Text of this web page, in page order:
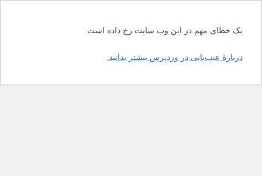
یک خطای مهم در این وب سایت رخ داده است.
دربارهٔ عیب‌یابی در وردپرس بیشتر بدانید.